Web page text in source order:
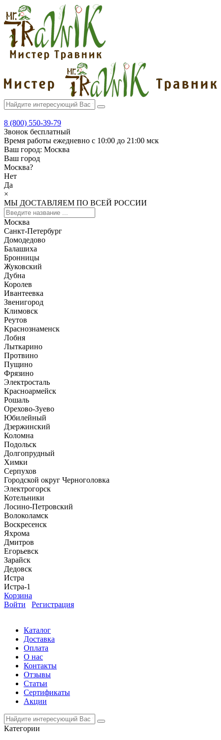
8 (800) 550-39-79
Звонок бесплатный
Время работы ежедневно с 10:00 до 21:00 мск
Ваш город: Москва
Ваш город
Москва?
Нет
Да
×
МЫ ДОСТАВЛЯЕМ ПО ВСЕЙ РОССИИ
Москва
Санкт-Петербург
Домодедово
Балашиха
Бронницы
Жуковский
Дубна
Королев
Ивантеевка
Звенигород
Климовск
Реутов
Краснознаменск
Лобня
Лыткарино
Протвино
Пущино
Фрязино
Электросталь
Красноармейск
Рошаль
Орехово-Зуево
Юбилейный
Дзержинский
Коломна
Подольск
Долгопрудный
Химки
Серпухов
Городской округ Черноголовка
Электрогорск
Котельники
Лосино-Петровский
Волоколамск
Воскресенск
Яхрома
Дмитров
Егорьевск
Зарайск
Дедовск
Истра
Истра-1
Корзина
Войти
Регистрация
Каталог
Доставка
Оплата
О нас
Контакты
Отзывы
Статьи
Сертификаты
Акции
Категории